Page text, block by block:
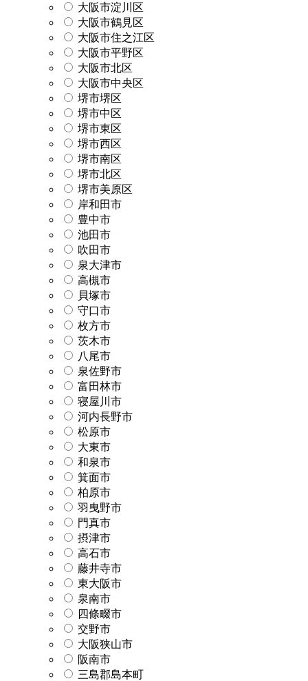
大阪市淀川区
大阪市鶴見区
大阪市住之江区
大阪市平野区
大阪市北区
大阪市中央区
堺市堺区
堺市中区
堺市東区
堺市西区
堺市南区
堺市北区
堺市美原区
岸和田市
豊中市
池田市
吹田市
泉大津市
高槻市
貝塚市
守口市
枚方市
茨木市
八尾市
泉佐野市
富田林市
寝屋川市
河内長野市
松原市
大東市
和泉市
箕面市
柏原市
羽曳野市
門真市
摂津市
高石市
藤井寺市
東大阪市
泉南市
四條畷市
交野市
大阪狭山市
阪南市
三島郡島本町